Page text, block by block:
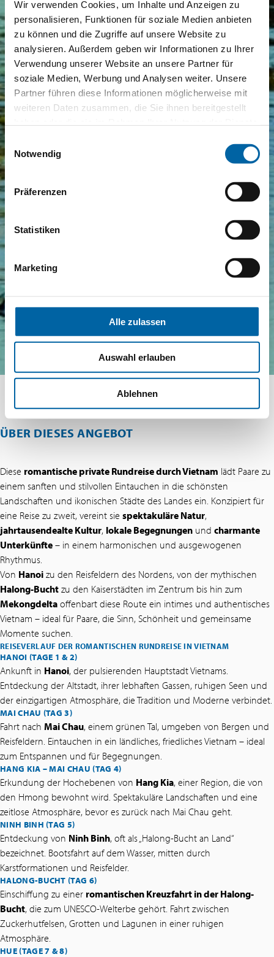
Wir verwenden Cookies, um Inhalte und Anzeigen zu
personalisieren, Funktionen für soziale Medien anbieten
zu können und die Zugriffe auf unsere Website zu
analysieren. Außerdem geben wir Informationen zu Ihrer
Verwendung unserer Website an unsere Partner für
soziale Medien, Werbung und Analysen weiter. Unsere
Partner führen diese Informationen möglicherweise mit
weiteren Daten zusammen, die Sie ihnen bereitgestellt
Einwilligungsauswahl
Notwendig
Präferenzen
Statistiken
Marketing
Alle zulassen
Auswahl erlauben
Ablehnen
ÜBER DIESES ANGEBOT
Diese romantische private Rundreise durch Vietnam lädt Paare zu
einem sanften und stilvollen Eintauchen in die schönsten
Landschaften und ikonischen Städte des Landes ein. Konzipiert für
eine Reise zu zweit, vereint sie spektakuläre Natur,
jahrtausendealte Kultur, lokale Begegnungen und charmante
Unterkünfte – in einem harmonischen und ausgewogenen
Rhythmus.
Von Hanoi zu den Reisfeldern des Nordens, von der mythischen
Halong-Bucht zu den Kaiserstädten im Zentrum bis hin zum
Mekongdelta offenbart diese Route ein intimes und authentisches
Vietnam – ideal für Paare, die Sinn, Schönheit und gemeinsame
Momente suchen.
REISEVERLAUF DER ROMANTISCHEN RUNDREISE IN VIETNAM
HANOI (TAGE 1 & 2)
Ankunft in Hanoi, der pulsierenden Hauptstadt Vietnams.
Entdeckung der Altstadt, ihrer lebhaften Gassen, ruhigen Seen und
der einzigartigen Atmosphäre, die Tradition und Moderne verbindet.
MAI CHAU (TAG 3)
Fahrt nach Mai Chau, einem grünen Tal, umgeben von Bergen und
Reisfeldern. Eintauchen in ein ländliches, friedliches Vietnam – ideal
zum Entspannen und für Begegnungen.
HANG KIA – MAI CHAU (TAG 4)
Erkundung der Hochebenen von Hang Kia, einer Region, die von
den Hmong bewohnt wird. Spektakuläre Landschaften und eine
zeitlose Atmosphäre, bevor es zurück nach Mai Chau geht.
NINH BINH (TAG 5)
Entdeckung von Ninh Binh, oft als „Halong-Bucht an Land“
bezeichnet. Bootsfahrt auf dem Wasser, mitten durch
Karstformationen und Reisfelder.
HALONG-BUCHT (TAG 6)
Einschiffung zu einer romantischen Kreuzfahrt in der Halong-
Bucht, die zum UNESCO-Welterbe gehört. Fahrt zwischen
Zuckerhutfelsen, Grotten und Lagunen in einer ruhigen
Atmosphäre.
HUE (TAGE 7 & 8)